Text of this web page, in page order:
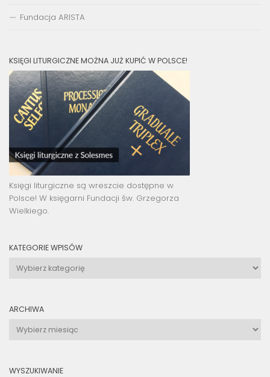
Fundacja ARISTA
KSIĘGI LITURGICZNE MOŻNA JUŻ KUPIĆ W POLSCE!
Księgi liturgiczne są wreszcie dostępne w
Polsce! W księgarni Fundacji św. Grzegorza
Wielkiego.
KATEGORIE WPISÓW
Kategorie
wpisów
ARCHIWA
Archiwa
WYSZUKIWANIE